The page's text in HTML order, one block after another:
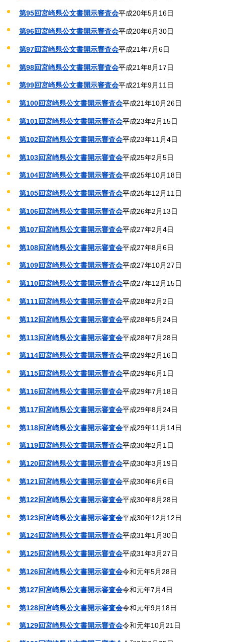
第95回宮崎県公文書開示審査会平成20年5月16日
第96回宮崎県公文書開示審査会平成20年6月30日
第97回宮崎県公文書開示審査会平成21年7月6日
第98回宮崎県公文書開示審査会平成21年8月17日
第99回宮崎県公文書開示審査会平成21年9月11日
第100回宮崎県公文書開示審査会平成21年10月26日
第101回宮崎県公文書開示審査会平成23年2月15日
第102回宮崎県公文書開示審査会平成23年11月4日
第103回宮崎県公文書開示審査会平成25年2月5日
第104回宮崎県公文書開示審査会平成25年10月18日
第105回宮崎県公文書開示審査会平成25年12月11日
第106回宮崎県公文書開示審査会平成26年2月13日
第107回宮崎県公文書開示審査会平成27年2月4日
第108回宮崎県公文書開示審査会平成27年8月6日
第109回宮崎県公文書開示審査会平成27年10月27日
第110回宮崎県公文書開示審査会平成27年12月15日
第111回宮崎県公文書開示審査会平成28年2月2日
第112回宮崎県公文書開示審査会平成28年5月24日
第113回宮崎県公文書開示審査会平成28年7月28日
第114回宮崎県公文書開示審査会平成29年2月16日
第115回宮崎県公文書開示審査会平成29年6月1日
第116回宮崎県公文書開示審査会平成29年7月18日
第117回宮崎県公文書開示審査会平成29年8月24日
第118回宮崎県公文書開示審査会平成29年11月14日
第119回宮崎県公文書開示審査会平成30年2月1日
第120回宮崎県公文書開示審査会平成30年3月19日
第121回宮崎県公文書開示審査会平成30年6月6日
第122回宮崎県公文書開示審査会平成30年8月28日
第123回宮崎県公文書開示審査会平成30年12月12日
第124回宮崎県公文書開示審査会平成31年1月30日
第125回宮崎県公文書開示審査会平成31年3月27日
第126回宮崎県公文書開示審査会令和元年5月28日
第127回宮崎県公文書開示審査会令和元年7月4日
第128回宮崎県公文書開示審査会令和元年9月18日
第129回宮崎県公文書開示審査会令和元年10月21日